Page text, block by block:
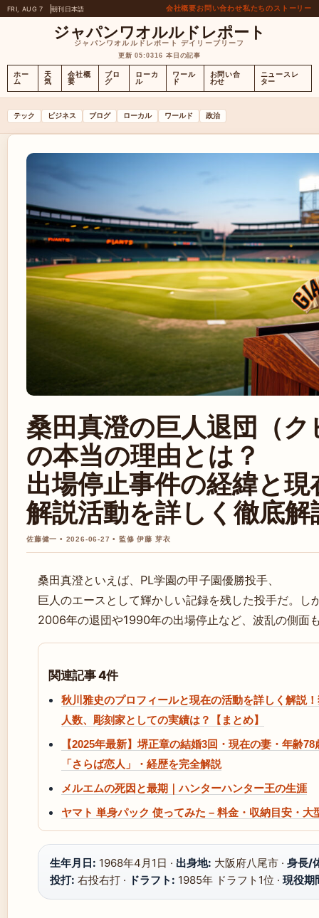
FRI, AUG 7 朝刊日本語 会社概要お問い合わせ私たちのストーリー
ジャパンワオルルドレポート
ジャパンワオルルドレポート デイリーブリーフ
更新 05:0316 本日の記事
ホー
ム
天
気
会社概
要
ブロ
グ
ローカ
ル
ワール
ド
お問い合
わせ
ニュースレ
ター
テック ビジネス ブログ ローカル ワールド 政治
桑田真澄の巨人退団（ク
の本当の理由とは？
出場停止事件の経緯と
解説活動を詳しく徹底解
佐藤健一 • 2026-06-27 • 監修 伊藤 芽衣
桑田真澄といえば、PL学園の甲子園優勝投手、
巨人のエースとして輝かしい記録を残した投手だ。し
2006年の退団や1990年の出場停止など、波乱の側面
関連記事 4件
秋川雅史のプロフィールと現在の活動を詳しく解説
人数、彫刻家としての実績は？【まとめ】
【2025年最新】堺正章の結婚3回・現在の妻・年齢
「さらば恋人」・経歴を完全解説
メルエムの死因と最期｜ハンターハンター王の生涯
ヤマト 単身パック 使ってみた – 料金・収納目安・大
生年月日: 1968年4月1日 · 出身地: 大阪府八尾市 · 身長/
投打: 右投右打 · ドラフト: 1985年 ドラフト1位 · 現役期